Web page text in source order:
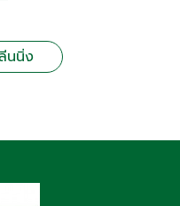
นนิ่ง